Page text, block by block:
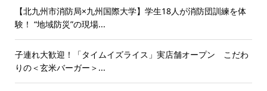
【北九州市消防局×九州国際大学】学生18人が消防団訓練を体
験！ “地域防災”の現場...
子連れ大歓迎！「タイムイズライス」実店舗オープン こだわ
りの＜玄米バーガー＞...